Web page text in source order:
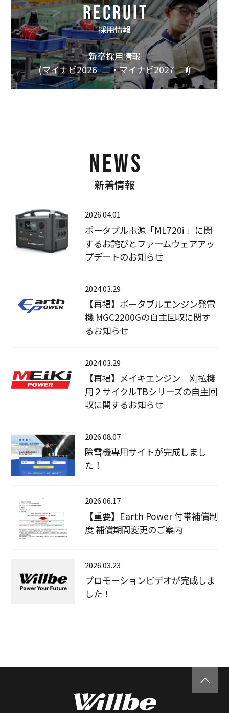
RECRUIT
採用情報
新卒採用情報
(マイナビ2026 ・マイナビ2027 )
NEWS
新着情報
2026.04.01
ポータブル電源「ML720i 」に関
するお詫びとファームウェアアッ
プデートのお知らせ
2024.03.29
【再掲】ポータブルエンジン発電
機 MGC2200Gの自主回収に関す
るお知らせ
2024.03.29
【再掲】メイキエンジン 刈払機
用２サイクルTBシリーズの自主回
収に関するお知らせ
2026.08.07
除雪機専用サイトが完成しまし
た！
2026.06.17
【重要】Earth Power 付帯補償制
度 補償期間変更のご案内
2026.03.23
プロモーションビデオが完成しま
した！